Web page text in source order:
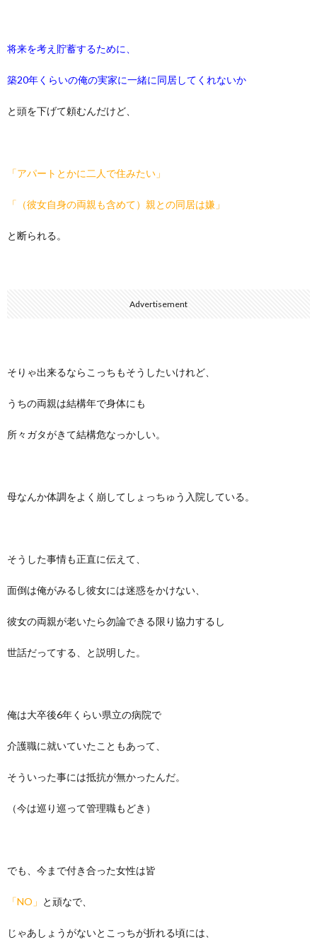
将来を考え貯蓄するために、
築20年くらいの俺の実家に一緒に同居してくれないか
と頭を下げて頼むんだけど、
「アパートとかに二人で住みたい」
「（彼女自身の両親も含めて）親との同居は嫌」
と断られる。
Advertisement
そりゃ出来るならこっちもそうしたいけれど、
うちの両親は結構年で身体にも
所々ガタがきて結構危なっかしい。
母なんか体調をよく崩してしょっちゅう入院している。
そうした事情も正直に伝えて、
面倒は俺がみるし彼女には迷惑をかけない、
彼女の両親が老いたら勿論できる限り協力するし
世話だってする、と説明した。
俺は大卒後6年くらい県立の病院で
介護職に就いていたこともあって、
そういった事には抵抗が無かったんだ。
（今は巡り巡って管理職もどき）
でも、今まで付き合った女性は皆
「NO」 と頑なで、
じゃあしょうがないとこっちが折れる頃には、